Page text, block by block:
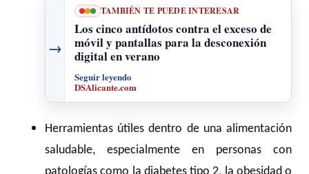
→
TAMBIÉN TE PUEDE INTERESAR
Los cinco antídotos contra el exceso de
móvil y pantallas para la desconexión
digital en verano
Seguir leyendo
DSAlicante.com
Herramientas útiles dentro de una alimentación
saludable, especialmente en personas con